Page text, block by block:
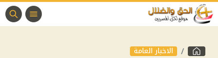
الاخبار العامة